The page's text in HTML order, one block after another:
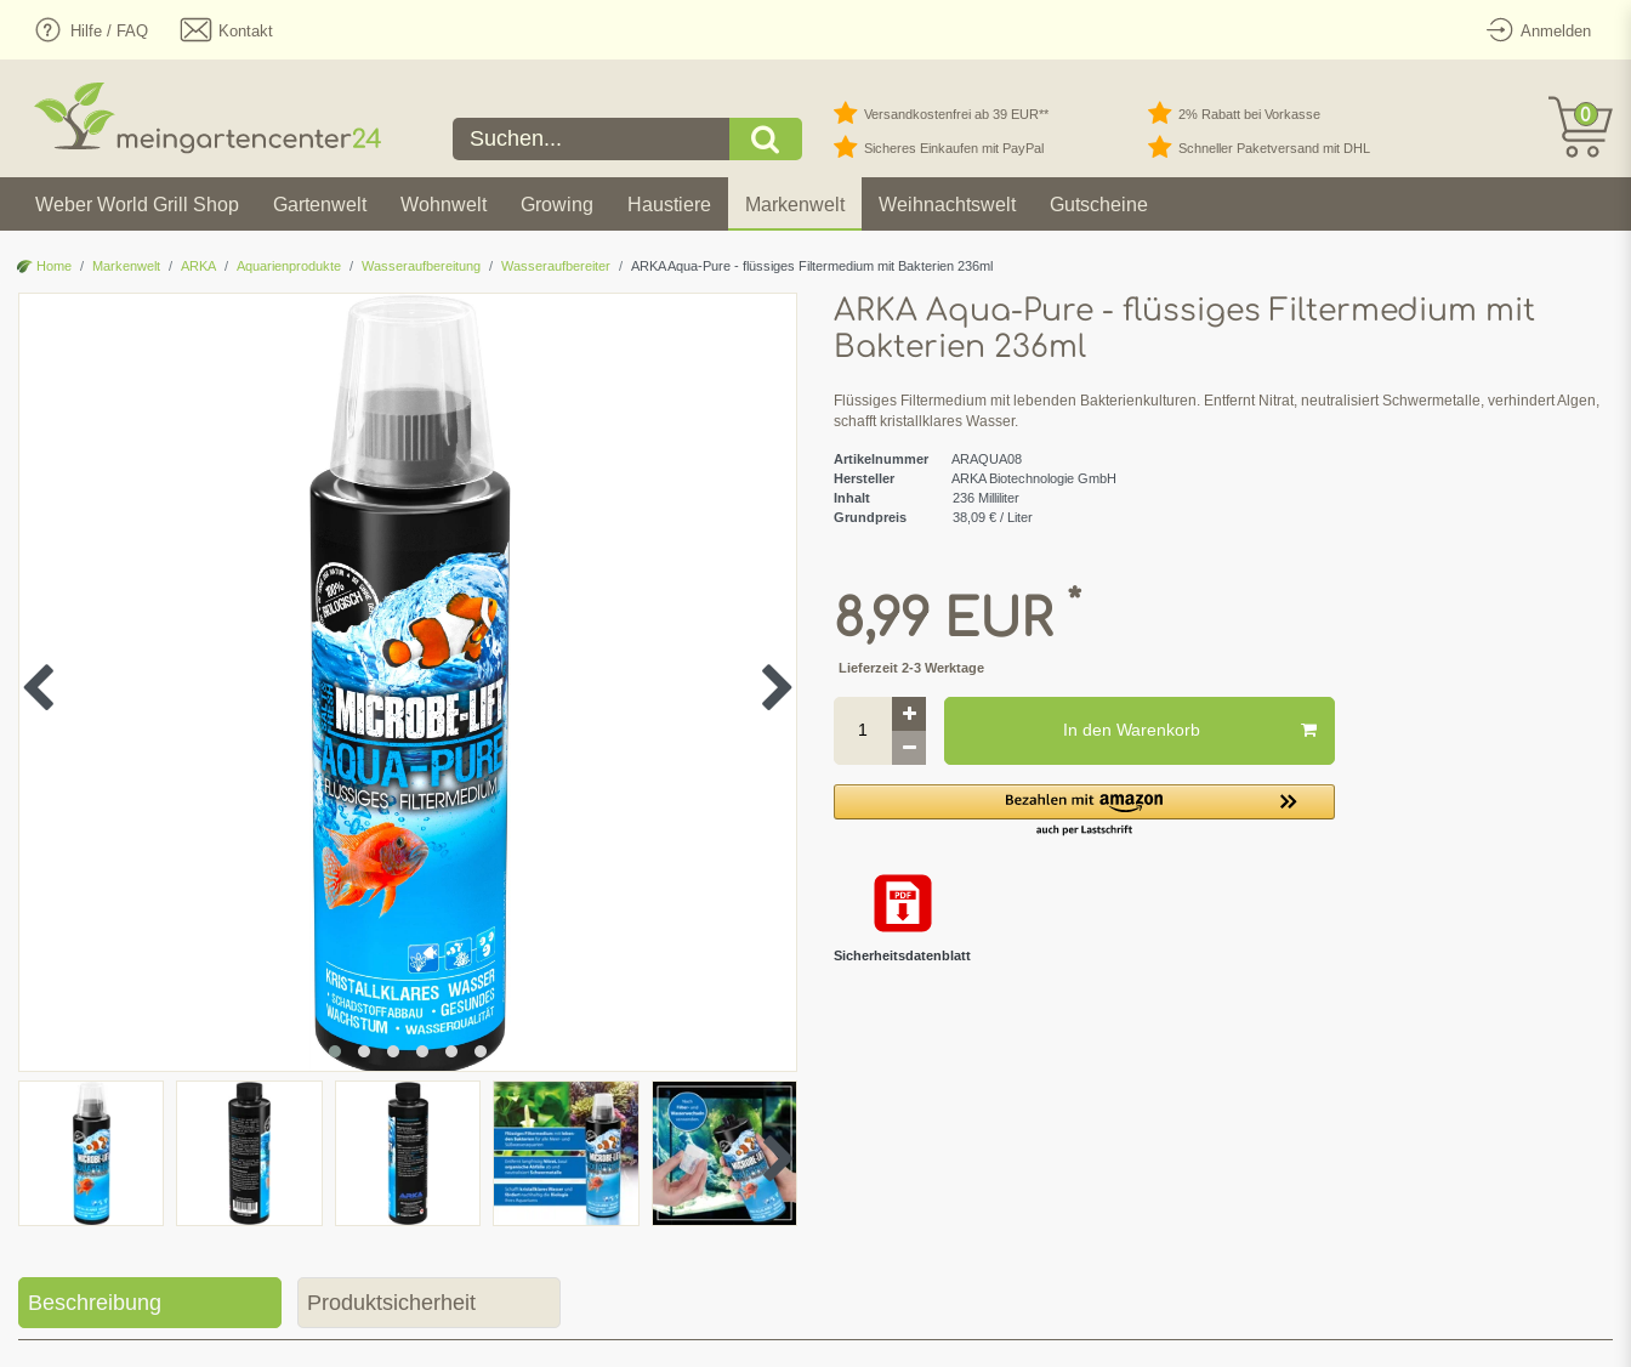
Hilfe / FAQ Kontakt Anmelden
Versandkostenfrei ab 39 EUR** 2% Rabatt bei Vorkasse
Sicheres Einkaufen mit PayPal Schneller Paketversand mit DHL
0
Weber World Grill Shop Gartenwelt Wohnwelt Growing Haustiere Markenwelt Weihnachtswelt Gutscheine
Home Markenwelt ARKA Aquarienprodukte Wasseraufbereitung Wasseraufbereiter ARKA Aqua-Pure - flüssiges Filtermedium mit Bakterien 236ml
ARKA Aqua-Pure - flüssiges Filtermedium mit
Bakterien 236ml
Flüssiges Filtermedium mit lebenden Bakterienkulturen. Entfernt Nitrat, neutralisiert Schwermetalle, verhindert Algen,
schafft kristallklares Wasser.
Artikelnummer
ARAQUA08
Hersteller
ARKA Biotechnologie GmbH
Inhalt
236 Milliliter
Grundpreis
38,09 € / Liter
8,99 EUR *
Lieferzeit 2-3 Werktage
In den Warenkorb
Sicherheitsdatenblatt
Beschreibung Produktsicherheit